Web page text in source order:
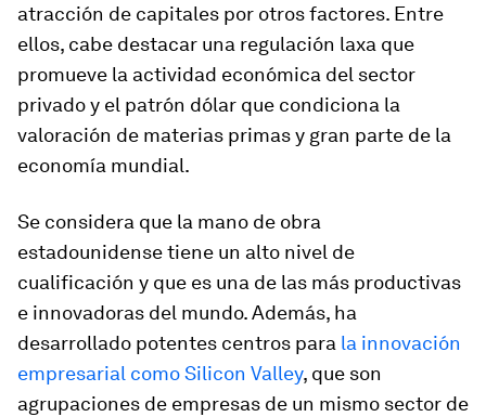
atracción de capitales por otros factores. Entre
ellos, cabe destacar una regulación laxa que
promueve la actividad económica del sector
privado y el patrón dólar que condiciona la
valoración de materias primas y gran parte de la
economía mundial.
Se considera que la mano de obra
estadounidense tiene un alto nivel de
cualificación y que es una de las más productivas
e innovadoras del mundo. Además, ha
desarrollado potentes centros para la innovación
empresarial como Silicon Valley, que son
agrupaciones de empresas de un mismo sector de